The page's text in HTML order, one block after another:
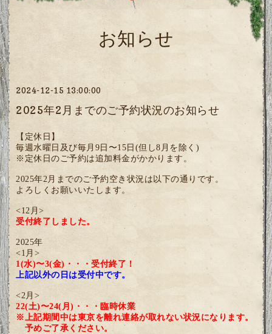
お知らせ
2024-12-15 13:00:00
2025年2月までのご予約状況のお知らせ
【定休日】
毎週水曜日及び毎月9日〜15日(但し8月を除く)
※定休日のご予約は追加料金がかかります。
2025年2月までのご予約空き状況は以下の通りです。
よろしくお願いいたします。
<12月>
受付終了しました。
2025年
<1月>
1(水)〜3(金)・・・受付終了！
上記以外の日は受付中です。
<2月>
22(土)〜24(月)・・・臨時休業
※上記期間中は東京を離れ連絡が取れない状況になります。
予めご了承ください。